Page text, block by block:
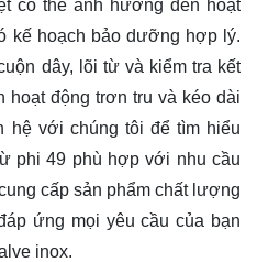
có thể ảnh hưởng đến hoạt
kế hoạch bảo dưỡng hợp lý.
dây, lõi từ và kiểm tra kết
hoạt động trơn tru và kéo dài
hệvới chúng tôi để tìm hiểu
phi 49 phù hợp với nhu cầu
cấp sản phẩm chất lượng
ứng mọi yêu cầu của bạn
inox.